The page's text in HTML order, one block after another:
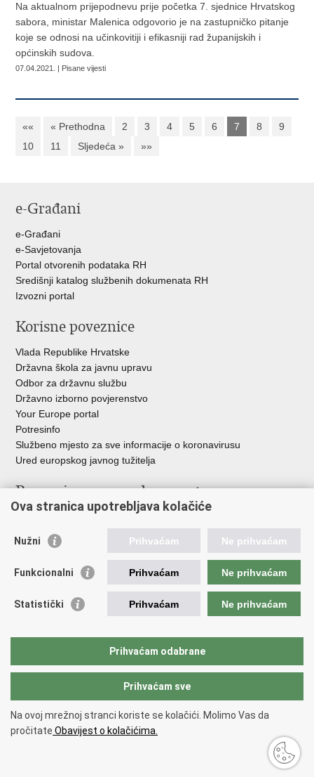
Na aktualnom prijepodnevu prije početka 7. sjednice Hrvatskog
sabora, ministar Malenica odgovorio je na zastupničko pitanje
koje se odnosi na učinkovitiji i efikasniji rad županijskih i
općinskih sudova.
07.04.2021. | Pisane vijesti
«« « Prethodna 2 3 4 5 6 7 8
9
10
11 Sljedeća » »»
e-Građani
e-Građani
e-Savjetovanja
Portal otvorenih podataka RH
Središnji katalog službenih dokumenata RH
Izvozni portal
Korisne poveznice
Vlada Republike Hrvatske
Državna škola za javnu upravu
Odbor za državnu službu
Državno izborno povjerenstvo
Your Europe portal
Potresinfo
Službeno mjesto za sve informacije o koronavirusu
Ured europskog javnog tužitelja
Poveznice pravosudnog sustava
Državno odvjetništvo
Ured za suzbijanje korupcije i organiziranog kriminaliteta
Državnoodvjetničko vijeće
Hrvatska odvjetnička komora
Europski pravosudni portal
Copyright © 2026 Ministarstvo pravosuđa, uprave i digitalne
transformacije Republike Hrvatske.
pristupačnosti.
Ova stranica upotrebljava kolačiće
Nužni Prihvaćam Ne prihvaćam
Funkcionalni Prihvaćam Ne prihvaćam
Statistički Prihvaćam Ne prihvaćam
Prihvaćam odabrane
Prihvaćam sve
Na ovoj mrežnoj stranci koriste se kolačići. Molimo Vas da
pročitate Obavijest o kolačićima.